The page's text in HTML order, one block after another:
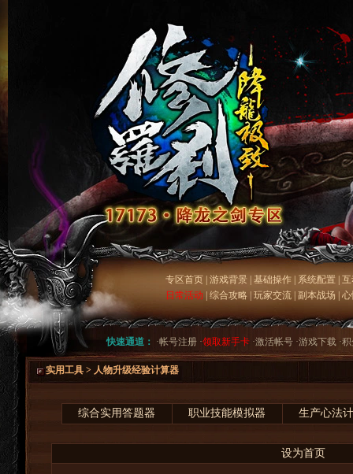
专区首页 游戏背景 基础操作 系统配置
日常活动
综合攻略 玩家交流 副本战场
快速通道： ·帐号注册 ·领取新手卡 ·激活帐号 ·游戏下载 ·
实用工具 > 人物升级经验计算器
综合实用答题器 职业技能模拟器 生产心法
设为首页